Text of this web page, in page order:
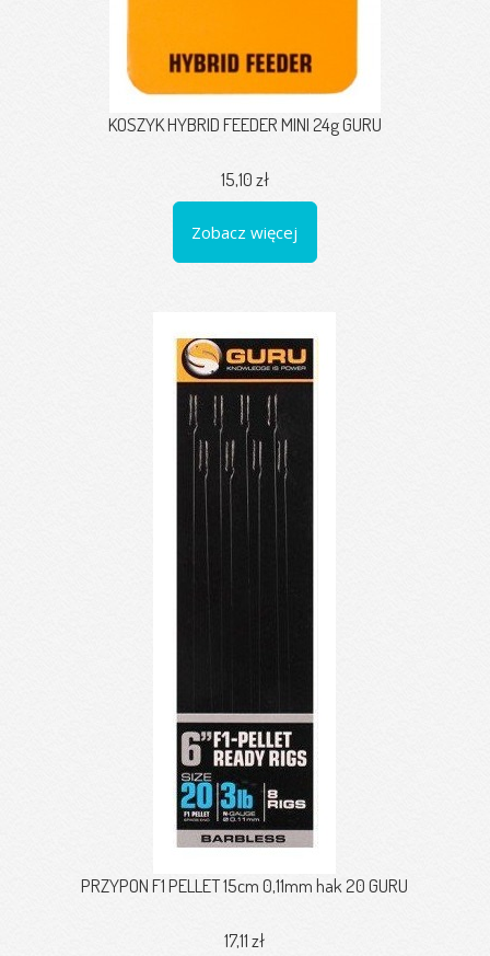
KOSZYK HYBRID FEEDER MINI 24g GURU
15,10 zł
Zobacz więcej
PRZYPON F1 PELLET 15cm 0,11mm hak 20 GURU
17,11 zł